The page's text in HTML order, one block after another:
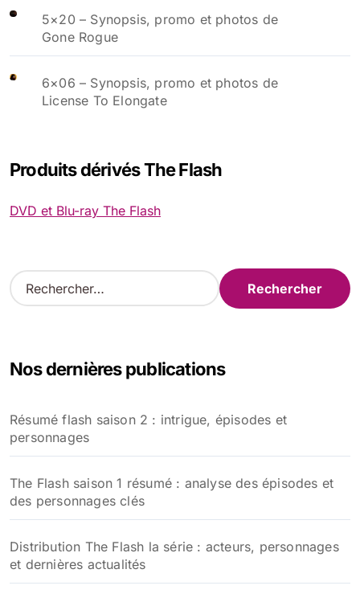
5×20 – Synopsis, promo et photos de
Gone Rogue
6×06 – Synopsis, promo et photos de
License To Elongate
Produits dérivés The Flash
DVD et Blu-ray The Flash
R
e
r
e
r
Nos dernières publications
Résumé flash saison 2 : intrigue, épisodes et
personnages
The Flash saison 1 résumé : analyse des épisodes et
des personnages clés
Distribution The Flash la série : acteurs, personnages
et dernières actualités